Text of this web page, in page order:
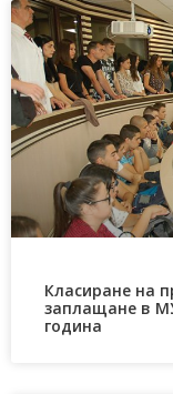
Класиране на
заплащане в
година